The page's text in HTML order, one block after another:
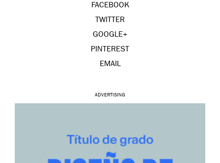
FACEBOOK
TWITTER
GOOGLE+
PINTEREST
EMAIL
ADVERTISING